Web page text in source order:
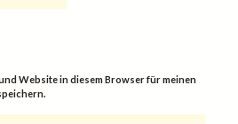
Website in diesem Browser für meinen